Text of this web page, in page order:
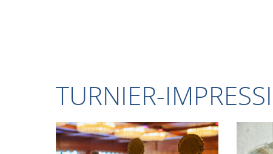
TURNIER-